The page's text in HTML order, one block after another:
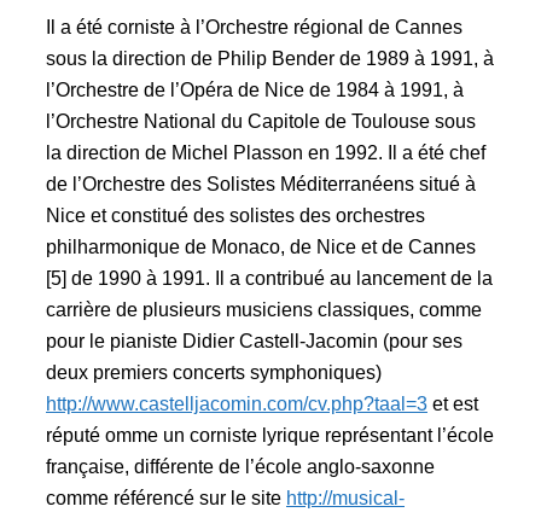
Il a été corniste à l’Orchestre régional de Cannes
sous la direction de Philip Bender de 1989 à 1991, à
l’Orchestre de l’Opéra de Nice de 1984 à 1991, à
l’Orchestre National du Capitole de Toulouse sous
la direction de Michel Plasson en 1992. Il a été chef
de l’Orchestre des Solistes Méditerranéens situé à
Nice et constitué des solistes des orchestres
philharmonique de Monaco, de Nice et de Cannes
[5] de 1990 à 1991. Il a contribué au lancement de la
carrière de plusieurs musiciens classiques, comme
pour le pianiste Didier Castell-Jacomin (pour ses
deux premiers concerts symphoniques)
http://www.castelljacomin.com/cv.php?taal=3 et est
réputé omme un corniste lyrique représentant l’école
française, différente de l’école anglo-saxonne
comme référencé sur le site http://musical-